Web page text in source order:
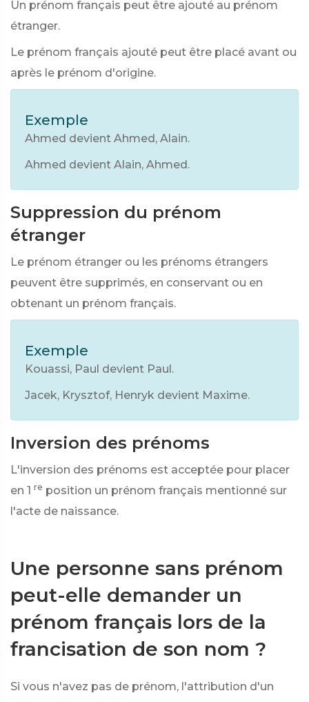
Un prénom français peut être ajouté au prénom
étranger.
Le prénom français ajouté peut être placé avant ou
après le prénom d'origine.
Exemple
Ahmed devient Ahmed, Alain.
Ahmed devient Alain, Ahmed.
Suppression du prénom
étranger
Le prénom étranger ou les prénoms étrangers
peuvent être supprimés, en conservant ou en
obtenant un prénom français.
Exemple
Kouassi, Paul devient Paul.
Jacek, Krysztof, Henryk devient Maxime.
Inversion des prénoms
L'inversion des prénoms est acceptée pour placer
en 1 re position un prénom français mentionné sur
l'acte de naissance.
Une personne sans prénom
peut-elle demander un
prénom français lors de la
francisation de son nom ?
Si vous n'avez pas de prénom, l'attribution d'un